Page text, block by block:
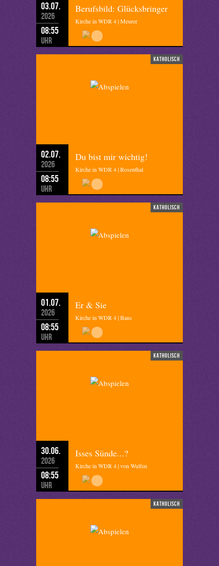
03.07.
2026
08:55
Uhr
Berufsbild: Glücksbringer
Kirche in WDR 4 | Meurer
katholisch
02.07.
2026
08:55
Uhr
Du bist mir wichtig!
Kirche in WDR 4 | Rosenthal
katholisch
01.07.
2026
08:55
Uhr
Er & Sie
Kirche in WDR 4 | Bans
katholisch
30.06.
2026
08:55
Uhr
Isses Sünde...?
Kirche in WDR 4 | von Wulfen
katholisch